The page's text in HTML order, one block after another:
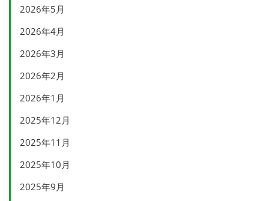
2026年5月
2026年4月
2026年3月
2026年2月
2026年1月
2025年12月
2025年11月
2025年10月
2025年9月